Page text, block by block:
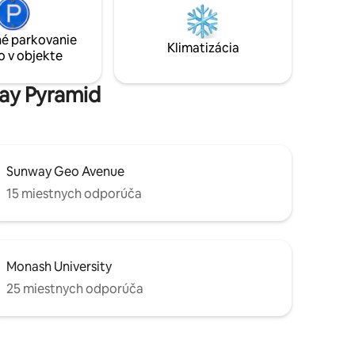
KL
spolu s toaletnými potrebami. Pre viac
informácií, neváhajte a napíšte mi správu.
Tešíme sa, že čoskoro zostanete s nami.
parkovanie
v objekte
Klimatizácia
Pyramid
Sunway Geo Avenue
15 miestnych odporúča
Monash University
25 miestnych odporúča